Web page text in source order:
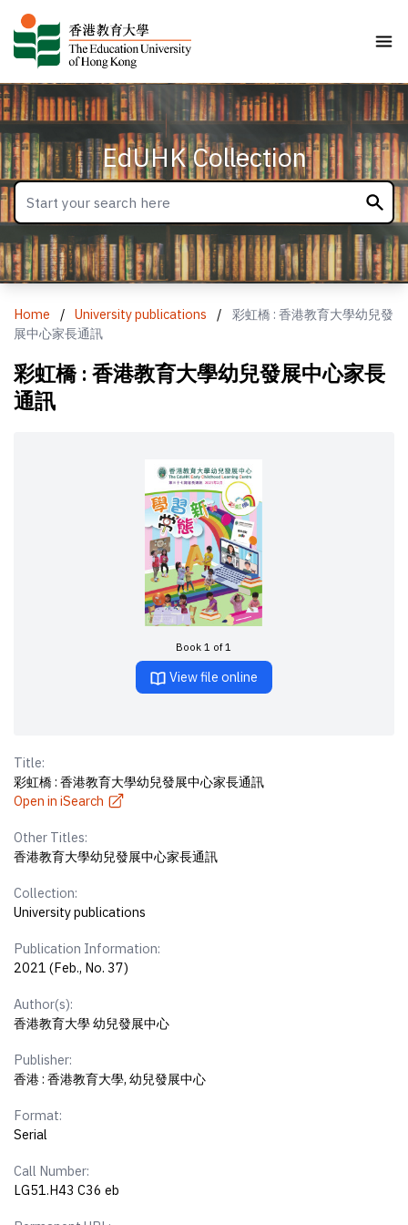
EdUHK Collection
Home / University publications /
彩虹橋 : 香港教育大學幼兒發
展中心家長通訊
彩虹橋 : 香港教育大學幼兒發展中心家長
通訊
Book 1 of 1
View file online
Title:
彩虹橋 : 香港教育大學幼兒發展中心家長通訊
Open in iSearch
Other Titles:
香港教育大學幼兒發展中心家長通訊
Collection:
University publications
Publication Information:
2021 (Feb., No. 37)
Author(s):
香港教育大學 幼兒發展中心
Publisher:
香港 : 香港教育大學, 幼兒發展中心
Format:
Serial
Call Number:
LG51.H43 C36 eb